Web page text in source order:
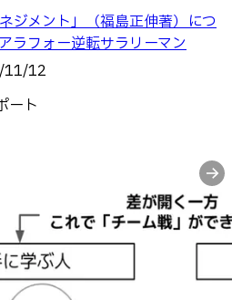
ジメント」（福島正伸著）につ
ラフォー逆転サラリーマン
11/12
ート